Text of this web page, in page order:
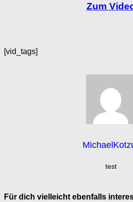
Zum
[vid_tags]
test
Für dich vielleicht ebenfalls